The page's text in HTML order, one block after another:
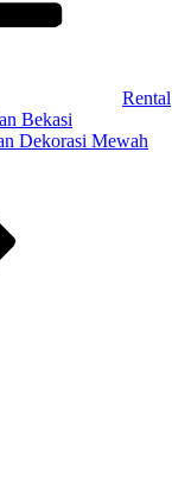
Rental
Bekasi
Dekorasi Mewah